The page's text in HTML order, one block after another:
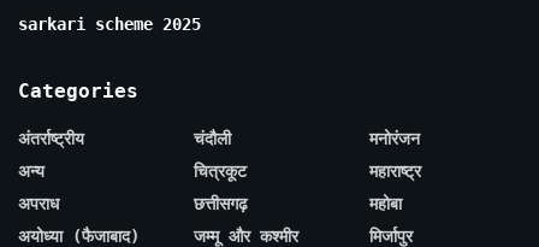
sarkari scheme 2025
Categories
अंतर्राष्ट्रीय
अन्य
अपराध
अयोध्या (फैजाबाद)
चंदौली
चित्रकूट
छत्तीसगढ़
जम्मू और कश्मीर
मनोरंजन
महाराष्ट्र
महोबा
मिर्जापुर